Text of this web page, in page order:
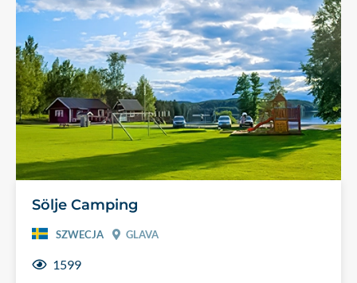
Sölje Camping
SZWECJA GLAVA
1599